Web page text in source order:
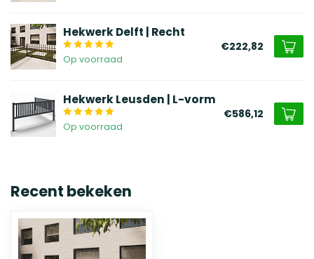
Hekwerk Delft | Recht
Op voorraad
€222,82
Hekwerk Leusden | L-vorm
Op voorraad
€586,12
Recent bekeken